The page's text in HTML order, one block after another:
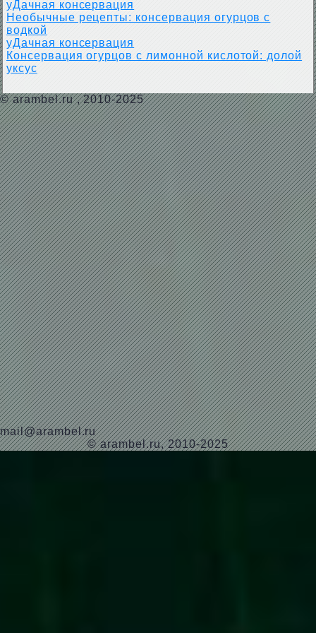
уДачная консервация
Необычные рецепты: консервация огурцов с
водкой
уДачная консервация
Консервация огурцов с лимонной кислотой: долой
уксус
© arambel.ru, 2010-2025
mail@arambel.ru
© arambel.ru, 2010-2025